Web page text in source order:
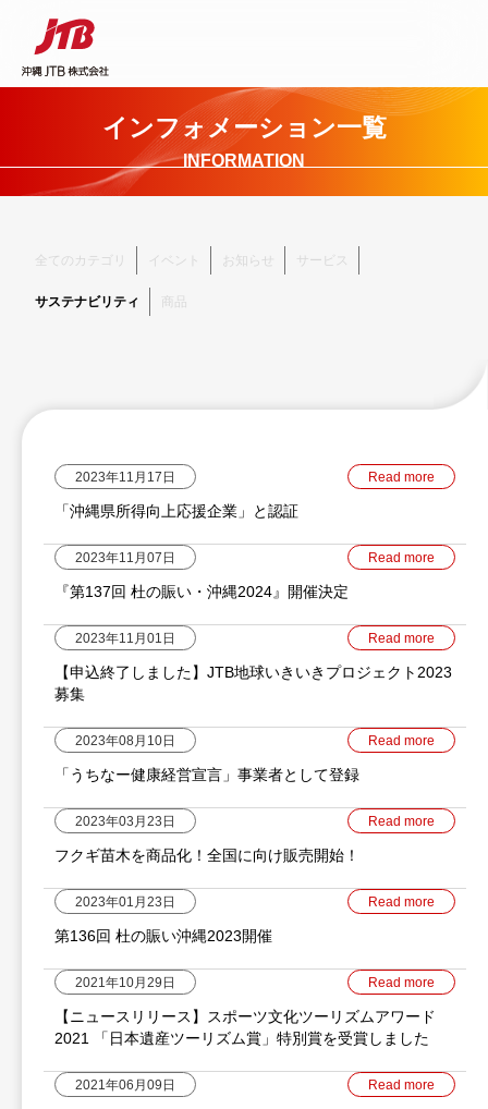
インフォメーション一覧
INFORMATION
全てのカテゴリ イベント お知らせ サービス
サステナビリティ 商品
2023年11月17日 Read more
「沖縄県所得向上応援企業」と認証
2023年11月07日 Read more
『第137回 杜の賑い・沖縄2024』開催決定
2023年11月01日 Read more
【申込終了しました】JTB地球いきいきプロジェクト2023
募集
2023年08月10日 Read more
「うちなー健康経営宣言」事業者として登録
2023年03月23日 Read more
フクギ苗木を商品化！全国に向け販売開始！
2023年01月23日 Read more
第136回 杜の賑い沖縄2023開催
2021年10月29日 Read more
【ニュースリリース】スポーツ文化ツーリズムアワード
2021 「日本遺産ツーリズム賞」特別賞を受賞しました
2021年06月09日 Read more